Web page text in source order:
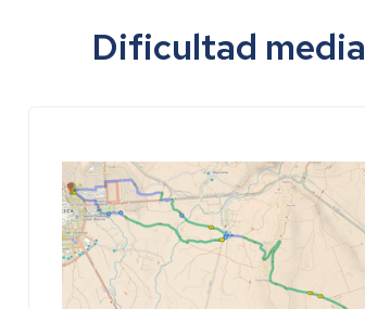
Dificultad media